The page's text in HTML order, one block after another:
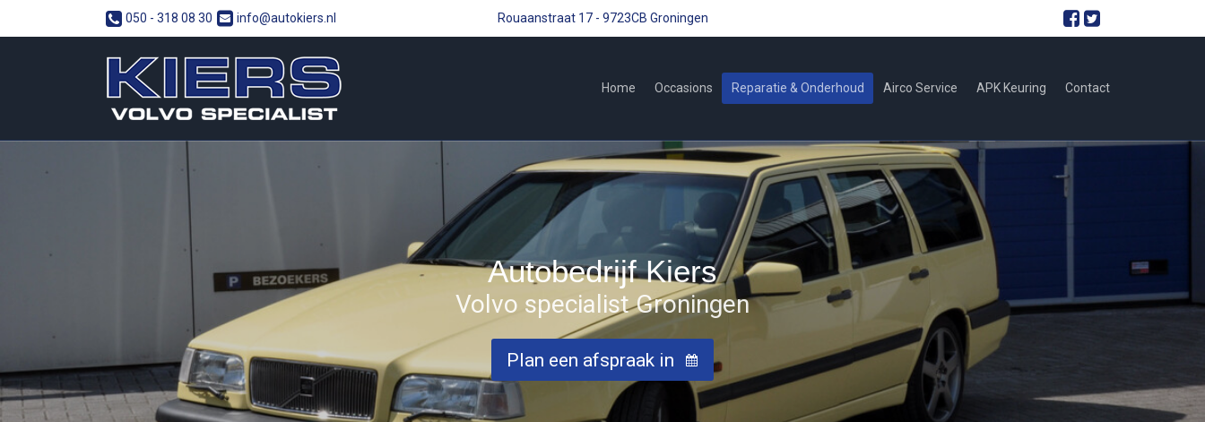
050 - 318 08 30 info@autokiers.nl Rouaanstraat 17 - 9723CB Groningen
Home Occasions Reparatie & Onderhoud Airco Service APK Keuring Contact
Autobedrijf Kiers
Volvo specialist Groningen
Plan een afspraak in